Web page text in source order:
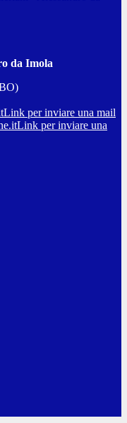
da Imola
Link per inviare una mail
Link per inviare una